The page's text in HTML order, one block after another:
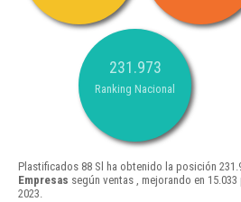
231.973
Ranking Nacional
Plastificados 88 Sl ha obtenido la posición
Empresas según ventas , mejorando en
2023.